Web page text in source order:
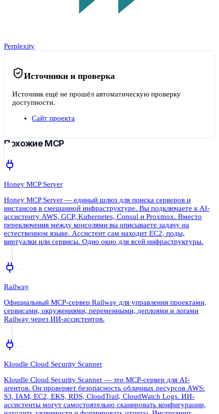
Perplexity
Источники и проверка
Источник ещё не прошёл автоматическую проверку
доступности.
Сайт проекта
Похожие MCP
Honey MCP Server
Honey MCP Server — единый шлюз для поиска серверов и
инстансов в смешанной инфраструктуре. Вы подключаете к AI-
ассистенту AWS, GCP, Kubernetes, Consul и Proxmox. Вместо
переключения между консолями вы описываете задачу на
естественном языке. Ассистент сам находит EC2, поды,
виртуалки или сервисы. Одно окно для всей инфраструктуры.
Railway
Официальный MCP-сервер Railway для управления проектами,
сервисами, окружениями, переменными, деплоями и логами
Railway через ИИ-ассистентов.
Kloudle Cloud Security Scanner
Kloudle Cloud Security Scanner — это MCP-сервер для AI-
агентов. Он проверяет безопасность облачных ресурсов AWS:
S3, IAM, EC2, EKS, RDS, CloudTrail, CloudWatch Logs. ИИ-
ассистенты могут самостоятельно сканировать конфигурации,